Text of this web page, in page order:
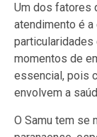
Um dos fatores
atendimento é a
particularidades
momentos de
essencial, pois
envolvem a
O Samu tem se